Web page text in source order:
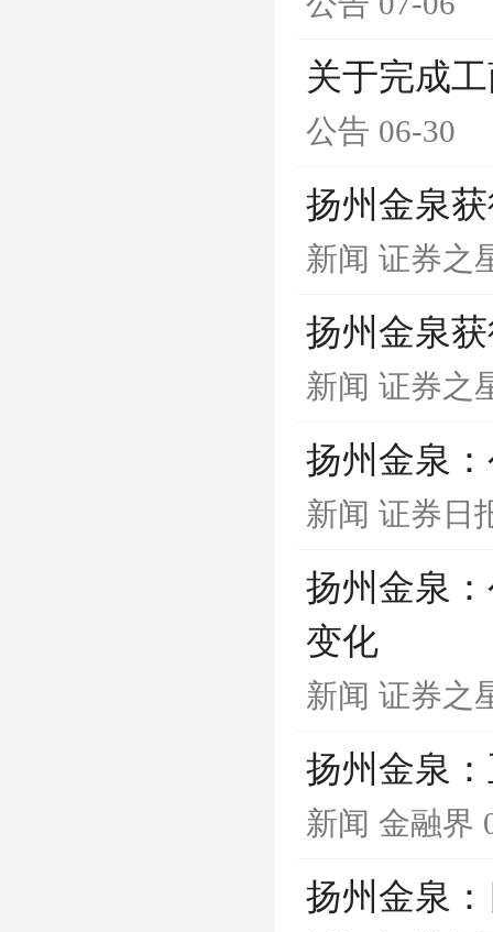
关于完成
公告 06-30
扬州金泉
新闻 证券之
扬州金泉
新闻 证券之
扬州金泉
新闻 证券日
扬州金泉
变化
新闻 证券之
扬州金泉
新闻 金融界
扬州金泉